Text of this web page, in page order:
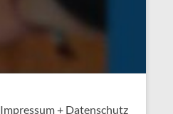
Impressum + Datenschutz